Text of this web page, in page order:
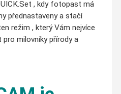
, kdy fotopast má
přednastaveny a stačí
režim , který Vám nejvíce
milovníky přírody a